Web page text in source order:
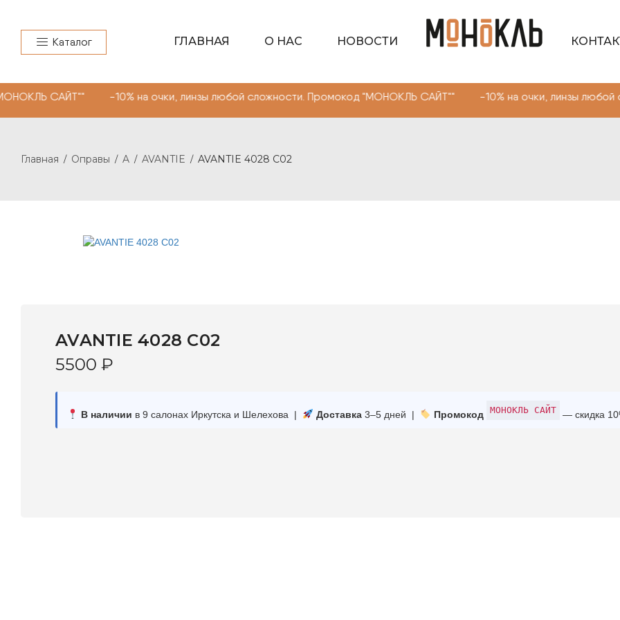
Каталог ГЛАВНАЯ О НАС НОВОСТИ
САЙТ"" -10% на очки, линзы любой сложности. Промокод "МОНОКЛЬ САЙТ"" -10% на очки, линзы
Главная / Оправы / A / AVANTIE / AVANTIE 4028 С02
AVANTIE 4028 С02
5500 ₽
В наличии в 9 салонах Иркутска и Шелехова | Доставка3–5 дней | Промокод МОНОКЛЬ САЙТ — скидка